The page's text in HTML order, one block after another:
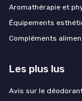
Aromathérapie et
Équipements
Compléments
Les plus lus
Avis sur le